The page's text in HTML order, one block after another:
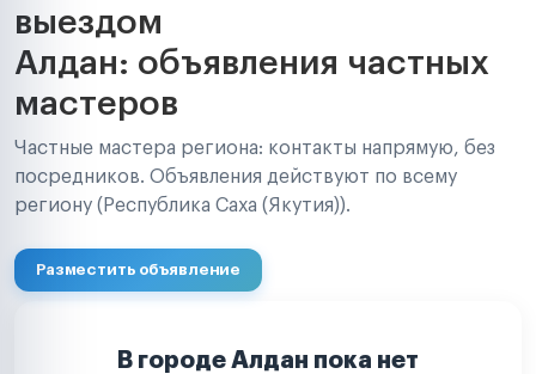
выездом
Алдан: объявления частных
мастеров
Частные мастера региона: контакты напрямую, без
посредников. Объявления действуют по всему
региону (Республика Саха (Якутия)).
Разместить объявление
В городе Алдан пока нет